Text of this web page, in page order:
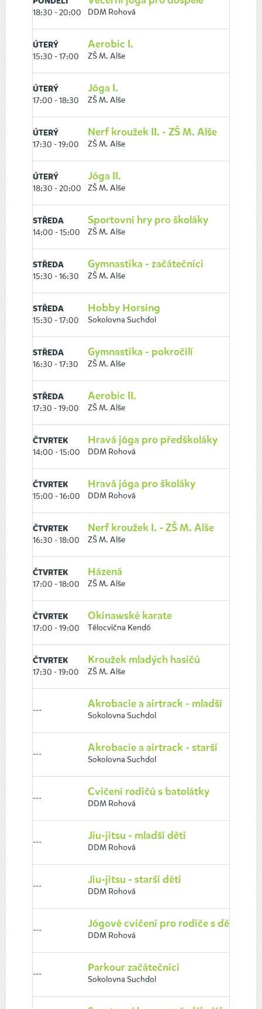
18:30 - 20:00 DDM Rohová
ÚTERÝ
15:30 - 17:00
Aerobic I.
ZŠ M. Alše
ÚTERÝ
17:00 - 18:30
Jóga I.
ZŠ M. Alše
ÚTERÝ
17:30 - 19:00
Nerf kroužek II. - ZŠ M. Alše
ZŠ M. Alše
ÚTERÝ
18:30 - 20:00
Jóga II.
ZŠ M. Alše
STŘEDA
14:00 - 15:00
Sportovní hry pro školáky
ZŠ M. Alše
STŘEDA
15:30 - 16:30
Gymnastika - začátečníci
ZŠ M. Alše
STŘEDA
15:30 - 17:00
Hobby Horsing
Sokolovna Suchdol
STŘEDA
16:30 - 17:30
Gymnastika - pokročilí
ZŠ M. Alše
STŘEDA
17:30 - 19:00
Aerobic II.
ZŠ M. Alše
ČTVRTEK
14:00 - 15:00
Hravá jóga pro předškoláky
DDM Rohová
ČTVRTEK
15:00 - 16:00
Hravá jóga pro školáky
DDM Rohová
ČTVRTEK
16:30 - 18:00
Nerf kroužek I. - ZŠ M. Alše
ZŠ M. Alše
ČTVRTEK
17:00 - 18:00
Házená
ZŠ M. Alše
ČTVRTEK
17:00 - 19:00
Okinawské karate
Tělocvična Kendó
ČTVRTEK
17:30 - 19:00
Kroužek mladých hasičů
ZŠ M. Alše
---
Akrobacie a airtrack - mladší
Sokolovna Suchdol
---
Akrobacie a airtrack - starší
Sokolovna Suchdol
---
Cvičení rodičů s batolátky
DDM Rohová
---
Jiu-jitsu - mladší děti
DDM Rohová
---
Jiu-jitsu - starší děti
DDM Rohová
---
Jógové cvičení pro rodiče s dětmi
DDM Rohová
---
Parkour začátečníci
Sokolovna Suchdol